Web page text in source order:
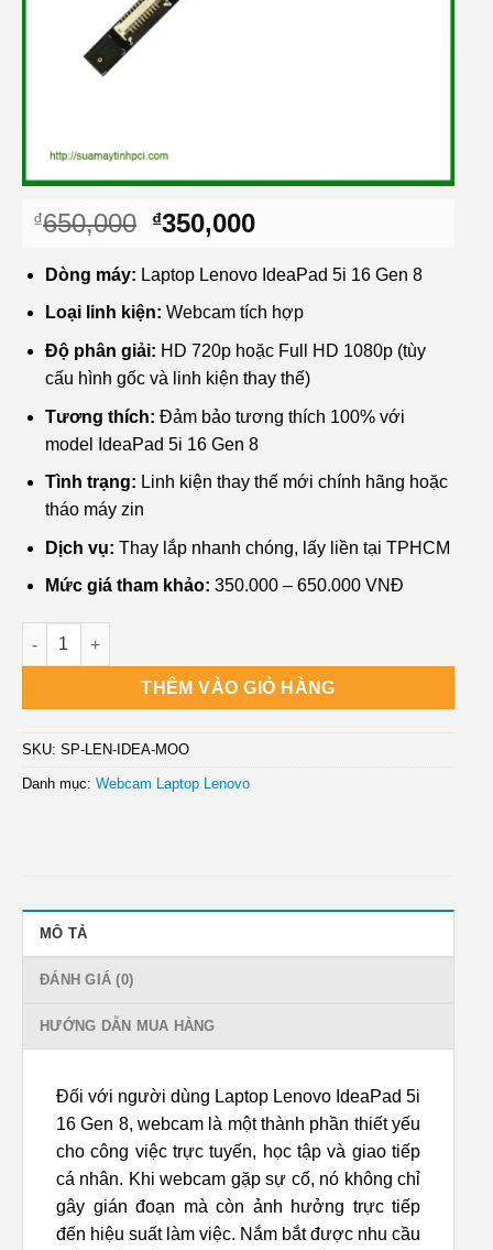
₫650,000 Giá
là:
₫650,000.
₫350,000Giá
tại
là:
₫350,000.
Dòng máy: Laptop Lenovo IdeaPad 5i 16 Gen 8
Loại linh kiện: Webcam tích hợp
Độ phân giải: HD 720p hoặc Full HD 1080p (tùy
cấu hình gốc và linh kiện thay thế)
Tương thích: Đảm bảo tương thích 100% với
model IdeaPad 5i 16 Gen 8
Tình trạng: Linh kiện thay thế mới chính hãng hoặc
tháo máy zin
Dịch vụ: Thay lắp nhanh chóng, lấy liền tại TPHCM
Mức giá tham khảo: 350.000 – 650.000 VNĐ
Webcam Laptop Lenovo IdeaPad 5i 16 - Thay Lắp Nhanh
THÊM VÀO GIỎ HÀNG
SKU: SP-LEN-IDEA-MOO
Danh mục: Webcam Laptop Lenovo
MÔ TẢ
ĐÁNH GIÁ (0)
HƯỚNG DẪN MUA HÀNG
Đối với người dùng Laptop Lenovo IdeaPad 5i
16 Gen 8, webcam là một thành phần thiết yếu
cho công việc trực tuyến, học tập và giao tiếp
cá nhân. Khi webcam gặp sự cố, nó không chỉ
gây gián đoạn mà còn ảnh hưởng trực tiếp
đến hiệu suất làm việc. Nắm bắt được nhu cầu